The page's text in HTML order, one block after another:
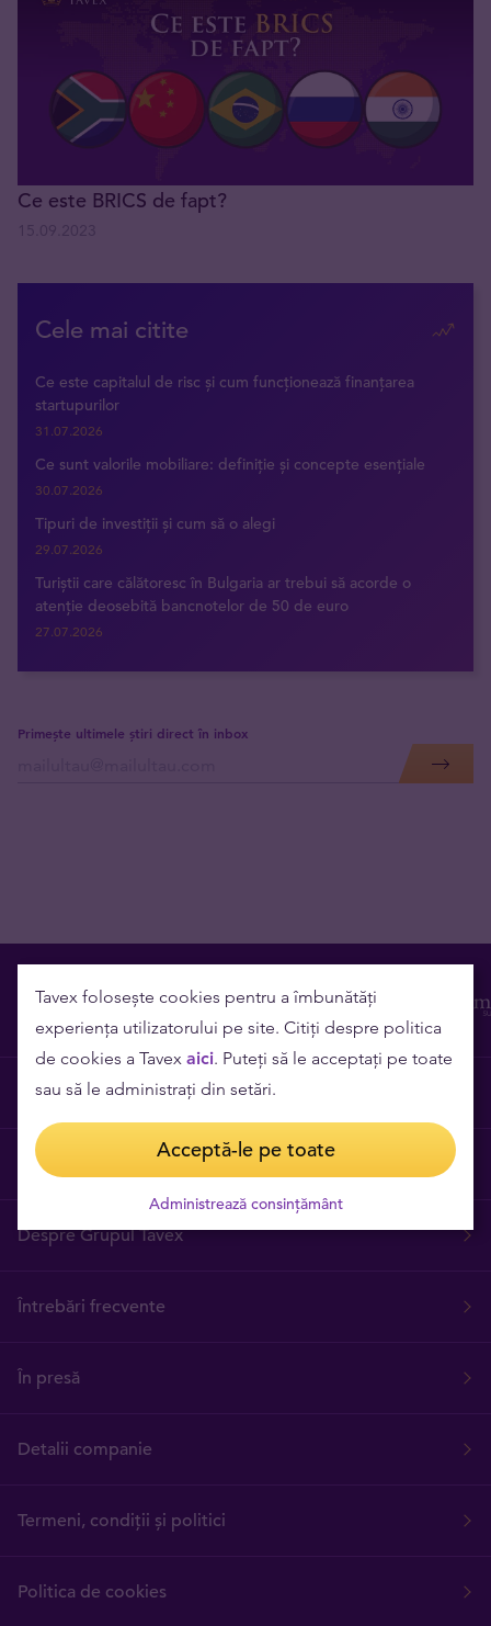
Ce este BRICS de fapt?
Cele mai citite
Ce este capitalul de risc și cum funcționează finanțarea
startupurilor
31.07.2026
Ce sunt valorile mobiliare: definiție și concepte esențiale
30.07.2026
Tipuri de investiții și cum să o alegi
29.07.2026
Turiștii care călătoresc în Bulgaria ar trebui să acorde o
atenție deosebită bancnotelor de 50 de euro
27.07.2026
Primește ultimele știri direct în inbox
Contact
Cariere
Despre Grupul Tavex
Întrebări frecvente
În presă
Detalii companie
Termeni, condiții și politici
Politica de cookies
Tavex folosește cookies pentru a îmbunătăți
experiența utilizatorului pe site. Citiți despre politica
de cookies a Tavex aici. Puteți să le acceptați pe toate
sau să le administrați din setări.
Acceptă-le pe toate
Administrează consințământ